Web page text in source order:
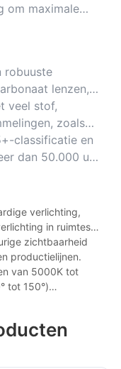
om maximale
robuuste
lenzen,
zelfs in
veel stof,
zoals
classificatie en
dan 50.000 uur
verlichting,
in ruimtes
zichtbaarheid
productielijnen.
van 5000K tot
tot 150°)